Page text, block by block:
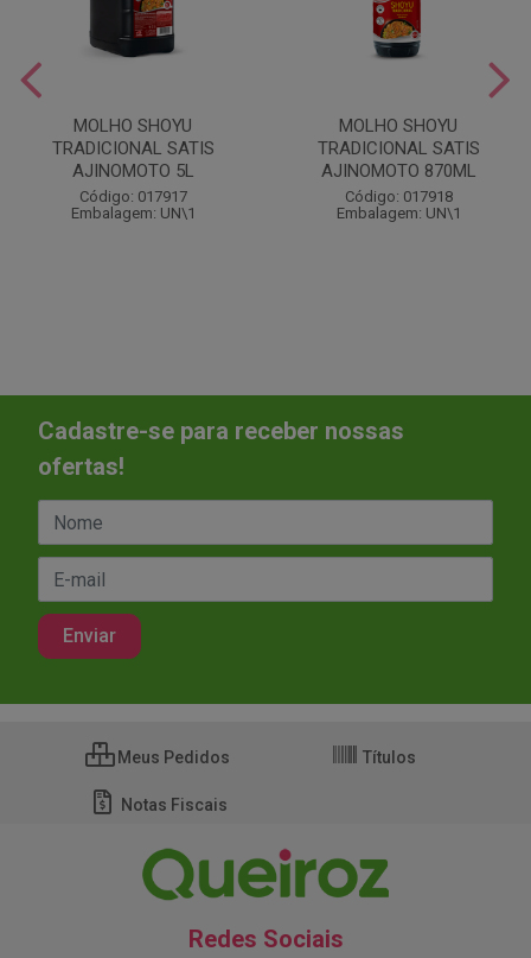
MOLHO SHOYU
TRADICIONAL SATIS
AJINOMOTO 5L
Código: 017917
Embalagem: UN\1
MOLHO SHOYU
TRADICIONAL SATIS
AJINOMOTO 870ML
Código: 017918
Embalagem: UN\1
Cadastre-se para receber nossas
ofertas!
Meus Pedidos Títulos
Notas Fiscais
Redes Sociais